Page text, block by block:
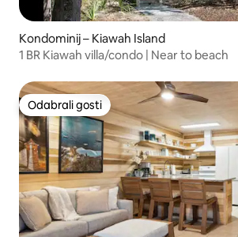
Kondominij – Kiawah Island
1 BR Kiawah villa/condo | Near to beach
Odabrali gosti
Odabrali gosti